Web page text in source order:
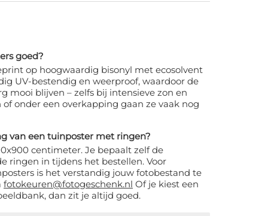
goed?
op hoogwaardig bisonyl met ecosolvent
UV-bestendig en weerproof, waardoor de
mooi blijven – zelfs bij intensieve zon en
onder een overkapping gaan ze vaak nog
van een tuinposter met ringen?
centimeter. Je bepaalt zelf de
ringen in tijdens het bestellen. Voor
is het verstandig jouw fotobestand te
fotokeuren@fotogeschenk.nl Of je kiest een
dan zit je altijd goed.